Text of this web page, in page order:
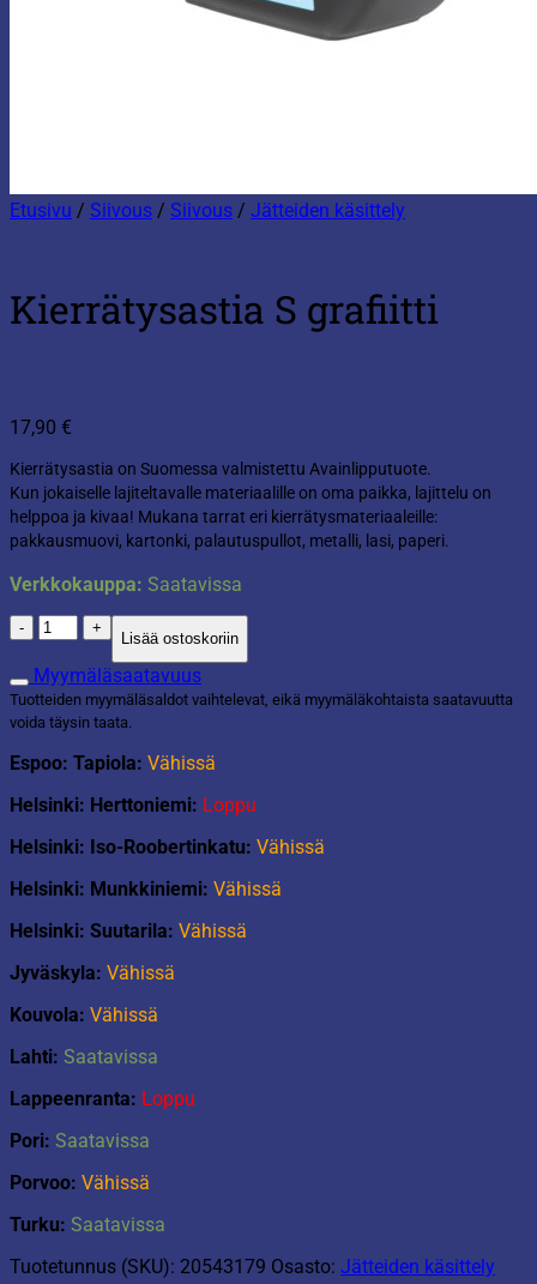
Etusivu / Siivous / Siivous / Jätteiden käsittely
Kierrätysastia S grafiitti
17,90 €
Kierrätysastia on Suomessa valmistettu Avainlipputuote.
Kun jokaiselle lajiteltavalle materiaalille on oma paikka, lajittelu on
helppoa ja kivaa! Mukana tarrat eri kierrätysmateriaaleille:
pakkausmuovi, kartonki, palautuspullot, metalli, lasi, paperi.
Verkkokauppa: Saatavissa
Kierrätysastia
S
grafiitti
määrä
Lisää ostoskoriin
Myymäläsaatavuus
Tuotteiden myymäläsaldot vaihtelevat, eikä myymäläkohtaista saatavuutta
voida täysin taata.
Espoo: Tapiola: Vähissä
Helsinki: Herttoniemi: Loppu
Helsinki: Iso-Roobertinkatu: Vähissä
Helsinki: Munkkiniemi: Vähissä
Helsinki: Suutarila: Vähissä
Jyväskyla: Vähissä
Kouvola: Vähissä
Lahti: Saatavissa
Lappeenranta: Loppu
Pori: Saatavissa
Porvoo: Vähissä
Turku: Saatavissa
Tuotetunnus (SKU): 20543179 Osasto: Jätteiden käsittely